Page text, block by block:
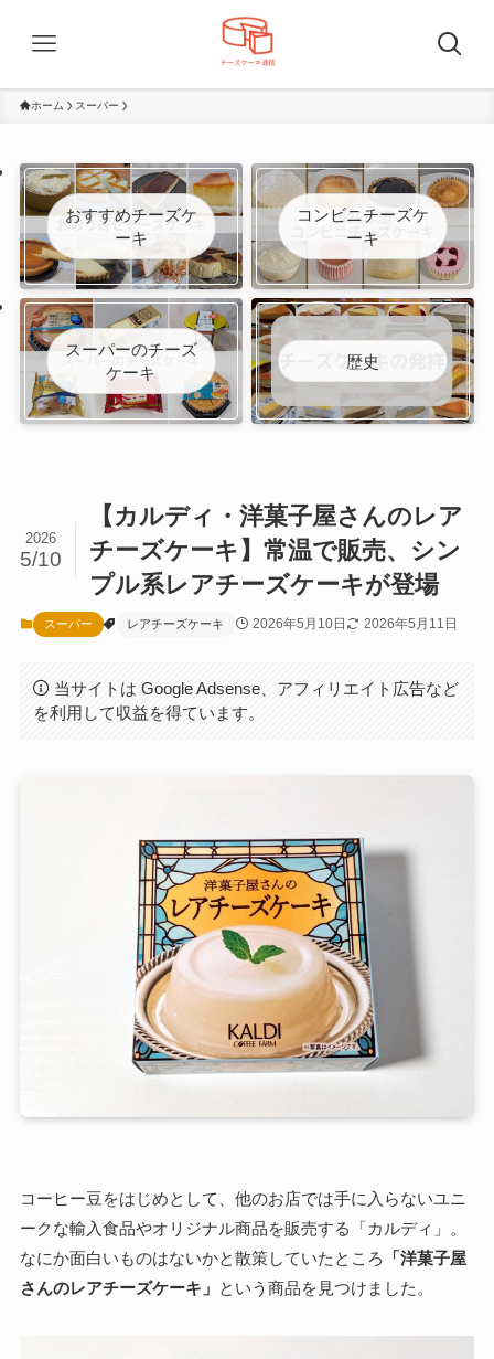
ホーム スーパー
おすすめチーズケ
ーキ
コンビニチーズケ
ーキ
スーパーのチーズ
ケーキ
歴史
【カルディ・洋菓子屋さんのレア
チーズケーキ】常温で販売、シン
プル系レアチーズケーキが登場
2026
5/10
スーパー レアチーズケーキ 2026年5月10日 2026年5月11日
当サイトは Google Adsense、アフィリエイト広告など
を利用して収益を得ています。
コーヒー豆をはじめとして、他のお店では手に入らないユニ
ークな輸入食品やオリジナル商品を販売する「カルディ」。
なにか面白いものはないかと散策していたところ
「洋菓子屋
さんのレアチーズケーキ」 という商品を見つけました。